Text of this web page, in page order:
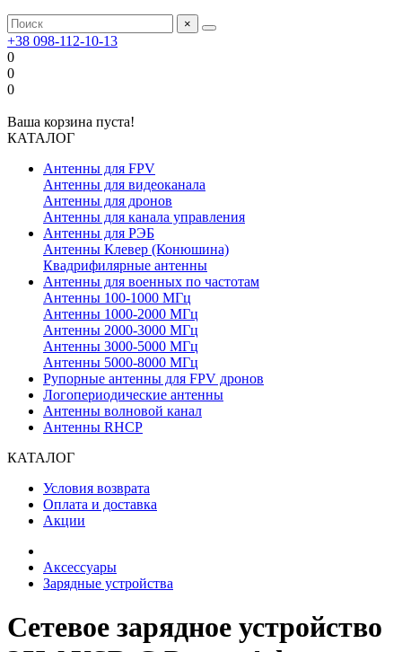
×
+38 098-112-10-13
0
0
0
Ваша корзина пуста!
КАТАЛОГ
Антенны для FPV
Антенны для видеоканала
Антенны для дронов
Антенны для канала управления
Антенны для РЭБ
Антенны Клевер (Конюшина)
Квадрифилярные антенны
Антенны для военных по частотам
Антенны 100-1000 МГц
Антенны 1000-2000 МГц
Антенны 2000-3000 МГц
Антенны 3000-5000 МГц
Антенны 5000-8000 МГц
Рупорные антенны для FPV дронов
Логопериодические антенны
Антенны волновой канал
Антенны RHCP
КАТАЛОГ
Условия возврата
Оплата и доставка
Акции
Аксессуары
Зарядные устройства
Сетевое зарядное устройство